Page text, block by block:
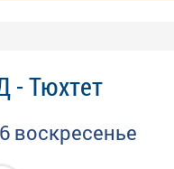
- Тюхтет
воскресенье